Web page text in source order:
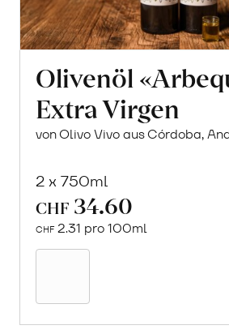
Olivenöl
Extra Virgen
von Olivo Vivo aus Córdoba,
2 x 750ml
CHF 34.60
CHF 2.31 pro 100ml